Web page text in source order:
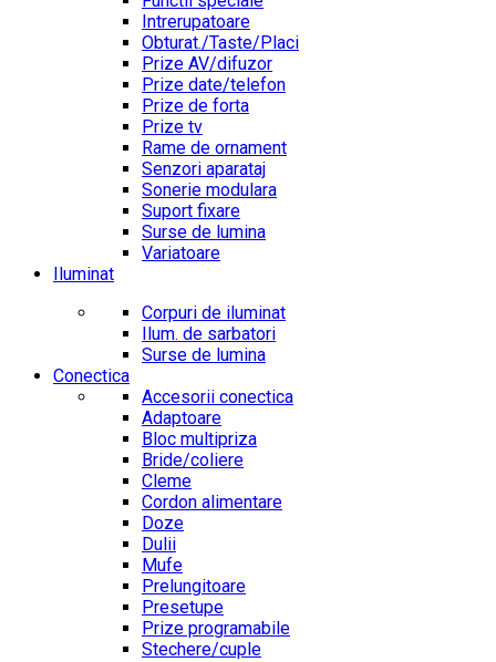
Intrerupatoare
Obturat./Taste/Placi
Prize AV/difuzor
Prize date/telefon
Prize de forta
Prize tv
Rame de ornament
Senzori aparataj
Sonerie modulara
Suport fixare
Surse de lumina
Variatoare
Iluminat
Corpuri de iluminat
Ilum. de sarbatori
Surse de lumina
Conectica
Accesorii conectica
Adaptoare
Bloc multipriza
Bride/coliere
Cleme
Cordon alimentare
Doze
Dulii
Mufe
Prelungitoare
Presetupe
Prize programabile
Stechere/cuple